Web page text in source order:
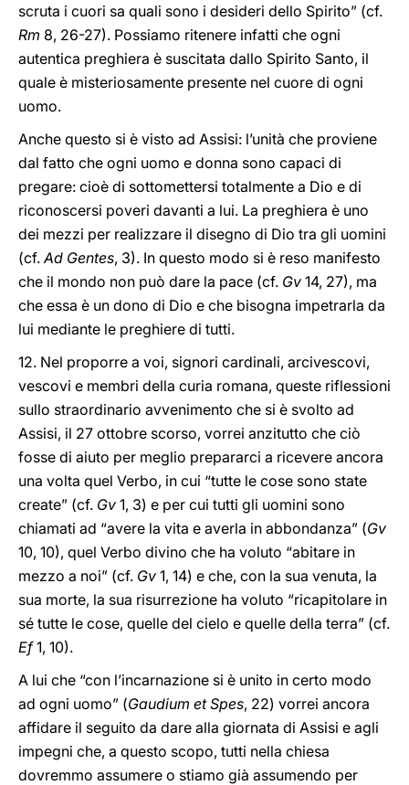
scruta i cuori sa quali sono i desideri dello Spirito” (cf.
Rm 8, 26-27). Possiamo ritenere infatti che ogni
autentica preghiera è suscitata dallo Spirito Santo, il
quale è misteriosamente presente nel cuore di ogni
uomo.
Anche questo si è visto ad Assisi: l’unità che proviene
dal fatto che ogni uomo e donna sono capaci di
pregare: cioè di sottomettersi totalmente a Dio e di
riconoscersi poveri davanti a lui. La preghiera è uno
dei mezzi per realizzare il disegno di Dio tra gli uomini
(cf.Ad Gentes, 3). In questo modo si è reso manifesto
che il mondo non può dare la pace (cf. Gv 14, 27), ma
che essa è un dono di Dio e che bisogna impetrarla da
lui mediante le preghiere di tutti.
12. Nel proporre a voi, signori cardinali, arcivescovi,
vescovi e membri della curia romana, queste riflessioni
sullo straordinario avvenimento che si è svolto ad
Assisi, il 27 ottobre scorso, vorrei anzitutto che ciò
fosse di aiuto per meglio prepararci a ricevere ancora
una volta quel Verbo, in cui “tutte le cose sono state
create” (cf. Gv 1, 3) e per cui tutti gli uomini sono
chiamati ad “avere la vita e averla in abbondanza” (Gv
10, 10), quel Verbo divino che ha voluto “abitare in
mezzo a noi” (cf. Gv 1, 14) e che, con la sua venuta, la
sua morte, la sua risurrezione ha voluto “ricapitolare in
sé tutte le cose, quelle del cielo e quelle della terra” (cf.
Ef1, 10).
A lui che “con l’incarnazione si è unito in certo modo
ad ogni uomo” (Gaudium et Spes, 22) vorrei ancora
affidare il seguito da dare alla giornata di Assisi e agli
impegni che, a questo scopo, tutti nella chiesa
dovremmo assumere o stiamo già assumendo per